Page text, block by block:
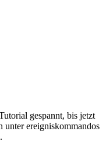
gespannt, bis jetzt
unter ereigniskommandos